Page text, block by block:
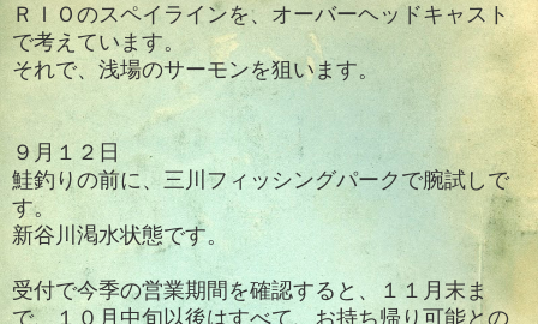
ＲＩＯのスペイラインを、オーバーヘッドキャスト
で考えています。
それで、浅場のサーモンを狙います。
９月１２日
鮭釣りの前に、三川フィッシングパークで腕試しで
す。
新谷川渇水状態です。
受付で今季の営業期間を確認すると、１１月末ま
で、１０月中旬以後はすべて、お持ち帰り可能との